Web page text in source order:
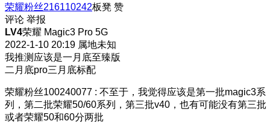
荣耀粉丝216110242板凳 赞
评论 举报
LV4荣耀 Magic3 Pro 5G
2022-1-10 20:19 属地未知
我推测应该是一月底至臻版
二月底pro三月底标配
荣耀粉丝100240077 : 不至于，我觉得应该是第一批magic3系
列，第二批荣耀50/60系列，第三批v40，也有可能没有第三批
或者荣耀50和60分两批